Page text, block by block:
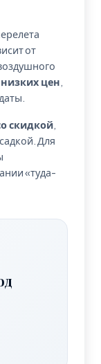
от
цен
скидкой
Для
«туда-